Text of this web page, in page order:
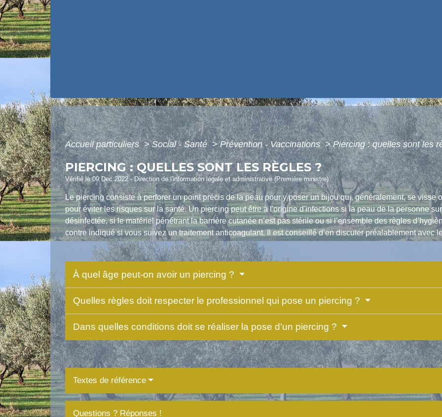
Accueil particuliers> Social - Santé > Prévention - Vaccinations> Piercing : quelles sont les
PIERCING : QUELLES SONT LES RÈGLES ?
Vérifié le 09 Dec 2022 - Direction de l'information légale et administrative (Première ministre)
Le piercing consiste à perforer un point précis de la peau pour y poser un bijou qui, généralement, se visse
pour éviter les risques sur la santé. Un piercing peut être à l'origine d'infections si la peau de la personne
désinfectée, si le matériel pénétrant la barrière cutanée n’est pas stérile ou si l’ensemble des règles
contre indiqué si vous suivez un traitement anticoagulant. Il est conseillé d’en discuter préalablement avec
À quel âge peut-on avoir un piercing ?
Quelles règles doit respecter le professionnel qui pose un piercing ?
Dans quelles conditions doit se réaliser la pose d'un piercing ?
Textes de référence
Questions ? Réponses !